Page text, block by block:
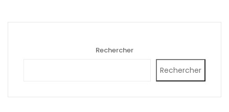
Rechercher
Rechercher